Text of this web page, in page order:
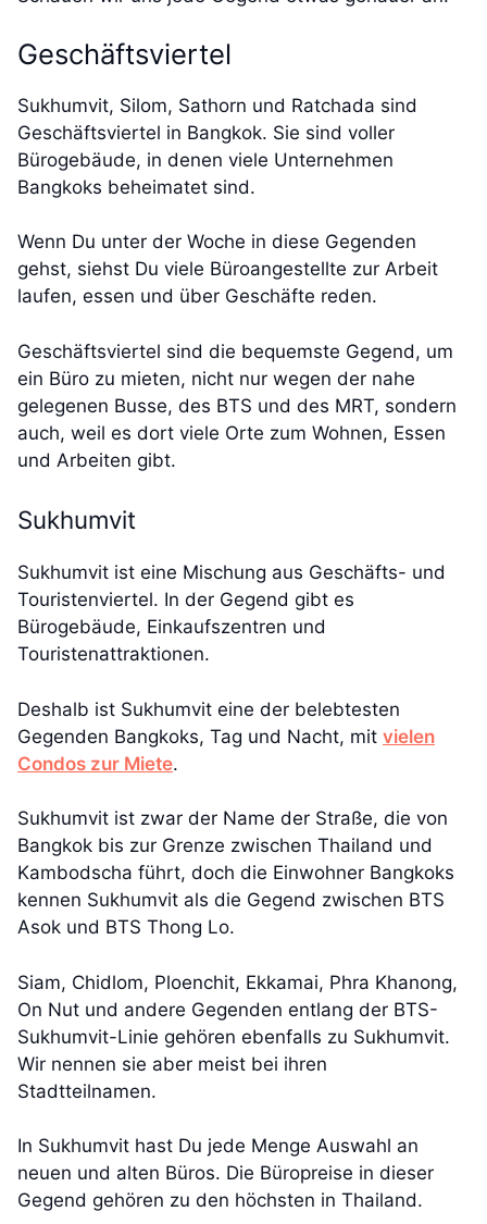
Geschäftsviertel
Sukhumvit, Silom, Sathorn und Ratchada sind
Geschäftsviertel in Bangkok. Sie sind voller
Bürogebäude, in denen viele Unternehmen
Bangkoks beheimatet sind.
Wenn Du unter der Woche in diese Gegenden
gehst, siehst Du viele Büroangestellte zur Arbeit
laufen, essen und über Geschäfte reden.
Geschäftsviertel sind die bequemste Gegend, um
ein Büro zu mieten, nicht nur wegen der nahe
gelegenen Busse, des BTS und des MRT, sondern
auch, weil es dort viele Orte zum Wohnen, Essen
und Arbeiten gibt.
Sukhumvit
Sukhumvit ist eine Mischung aus Geschäfts- und
Touristenviertel. In der Gegend gibt es
Bürogebäude, Einkaufszentren und
Touristenattraktionen.
Deshalb ist Sukhumvit eine der belebtesten
Gegenden Bangkoks, Tag und Nacht, mit vielen
Condos zur Miete.
Sukhumvit ist zwar der Name der Straße, die von
Bangkok bis zur Grenze zwischen Thailand und
Kambodscha führt, doch die Einwohner Bangkoks
kennen Sukhumvit als die Gegend zwischen BTS
Asok und BTS Thong Lo.
Siam, Chidlom, Ploenchit, Ekkamai, Phra Khanong,
On Nut und andere Gegenden entlang der BTS-
Sukhumvit-Linie gehören ebenfalls zu Sukhumvit.
Wir nennen sie aber meist bei ihren
Stadtteilnamen.
In Sukhumvit hast Du jede Menge Auswahl an
neuen und alten Büros. Die Büropreise in dieser
Gegend gehören zu den höchsten in Thailand.